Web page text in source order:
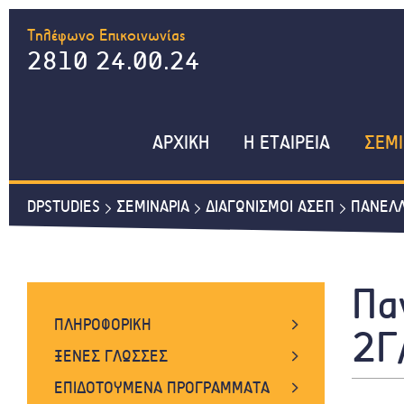
Τηλέφωνο Επικοινωνίας
2810 24.00.24
ΑΡΧΙΚΗ Η ΕΤΑΙΡΕΙΑ
DPSTUDIES ΣΕΜΙΝΑΡΙΑ ΔΙΑΓΩΝΙΣΜΟΙ ΑΣΕΠ
ΠΛΗΡΟΦΟΡΙΚΗ
WORD, EXCEL, INTERNET
WINDOWS, POWERPOINT, ACCESS
ΞΕΝΕΣ ΓΛΩΣΣΕΣ
ΑΓΓΛΙΚΑ ΓΙΑ ΕΝΗΛΙΚΕΣ
ΕΠΙΔΟΤΟΥΜΕΝΑ ΠΡΟΓΡΑΜΜΑΤΑ